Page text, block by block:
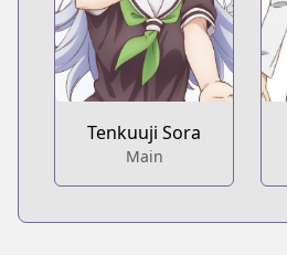
Tenkuuji Sora
Main